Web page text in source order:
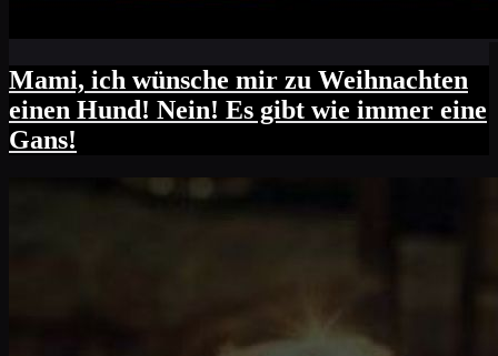
Mami, ich wünsche mir zu Weihnachten
einen Hund! Nein! Es gibt wie immer eine
Gans!